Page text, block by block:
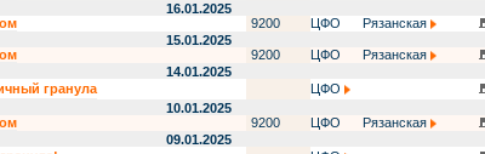
16.01.2025
9200 ЦФО Рязанская
15.01.2025
9200 ЦФО Рязанская
14.01.2025
гранула ЦФО
10.01.2025
9200 ЦФО Рязанская
09.01.2025